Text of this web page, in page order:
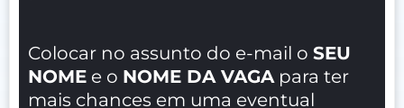
Colocar no assunto do e-mail o SEU
NOME e o NOME DA VAGA para ter
mais chances em uma eventual